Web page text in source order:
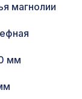
магнолии
мм